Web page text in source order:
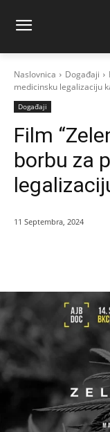
Naslovnica Događaji
medicinsku legalizaciju
Događaji
Film
borbu za
11 Septembra, 2024